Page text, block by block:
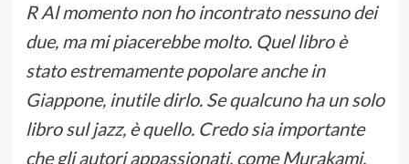
R Al momento non ho incontrato nessuno dei
due, ma mi piacerebbe molto. Quel libro è
stato estremamente popolare anche in
Giappone, inutile dirlo. Se qualcuno ha un solo
libro sul jazz, è quello. Credo sia importante
che gli autori appassionati, come Murakami,